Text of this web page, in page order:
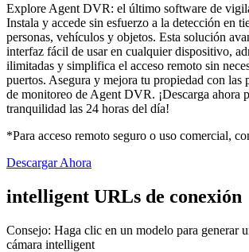
Explore Agent DVR: el último software de
Instala y accede sin esfuerzo a la detección en
personas, vehículos y objetos. Esta solución
interfaz fácil de usar en cualquier dispositivo,
ilimitadas y simplifica el acceso remoto sin
puertos. Asegura y mejora tu propiedad con las
de monitoreo de Agent DVR. ¡Descarga ahora
tranquilidad las 24 horas del día!
*Para acceso remoto seguro o uso comercial,
Descargar Ahora
intelligent URLs de conexión
Consejo: Haga clic en un modelo para generar
cámara intelligent